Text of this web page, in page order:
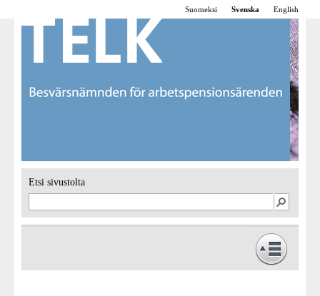
Suomeksi Svenska English
Etsi sivustolta